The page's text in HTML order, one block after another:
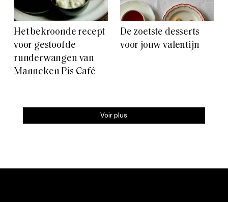
Het bekroonde recept
voor gestoofde
runderwangen van
Manneken Pis Café
De zoetste desserts
voor jouw valentijn
Voir plus